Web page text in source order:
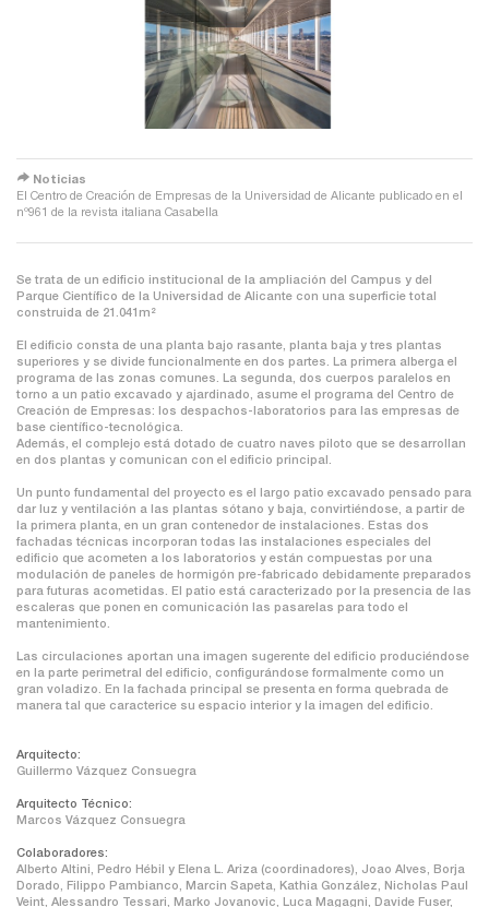
redirect Noticias
El Centro de Creación de Empresas de la Universidad de Alicante publicado en el
nº961 de la revista italiana Casabella
Se trata de un edificio institucional de la ampliación del Campus y del
Parque Científico de la Universidad de Alicante con una superficie total
construida de 21.041m²
El edificio consta de una planta bajo rasante, planta baja y tres plantas
superiores y se divide funcionalmente en dos partes. La primera alberga el
programa de las zonas comunes. La segunda, dos cuerpos paralelos en
torno a un patio excavado y ajardinado, asume el programa del Centro de
Creación de Empresas: los despachos-laboratorios para las empresas de
base científico-tecnológica.
Además, el complejo está dotado de cuatro naves piloto que se desarrollan
en dos plantas y comunican con el edificio principal.
Un punto fundamental del proyecto es el largo patio excavado pensado para
dar luz y ventilación a las plantas sótano y baja, convirtiéndose, a partir de
la primera planta, en un gran contenedor de instalaciones. Estas dos
fachadas técnicas incorporan todas las instalaciones especiales del
edificio que acometen a los laboratorios y están compuestas por una
modulación de paneles de hormigón pre-fabricado debidamente preparados
para futuras acometidas. El patio está caracterizado por la presencia de las
escaleras que ponen en comunicación las pasarelas para todo el
mantenimiento.
Las circulaciones aportan una imagen sugerente del edificio produciéndose
en la parte perimetral del edificio, configurándose formalmente como un
gran voladizo. En la fachada principal se presenta en forma quebrada de
manera tal que caracterice su espacio interior y la imagen del edificio.
Arquitecto:
Guillermo Vázquez Consuegra
Arquitecto Técnico:
Marcos Vázquez Consuegra
Colaboradores:
Alberto Altini, Pedro Hébil y Elena L. Ariza (coordinadores), Joao Alves, Borja
Dorado, Filippo Pambianco, Marcin Sapeta, Kathia González, Nicholas Paul
Veint, Alessandro Tessari, Marko Jovanovic, Luca Magagni, Davide Fuser,